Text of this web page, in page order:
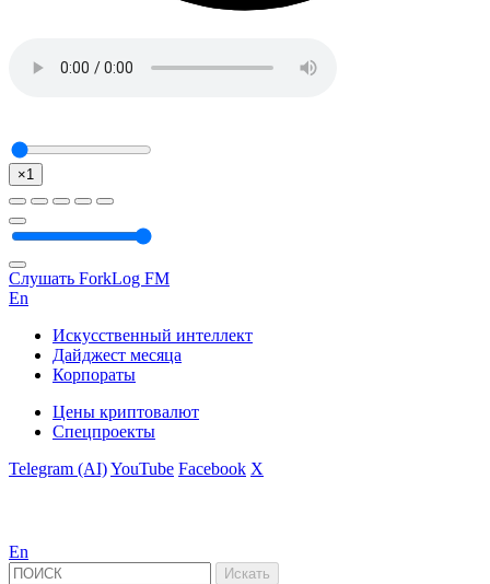
×1
Слушать ForkLog FM
En
Искусственный интеллект
Дайджест месяца
Корпораты
Цены криптовалют
Спецпроекты
Telegram (AI)YouTube Facebook X
En